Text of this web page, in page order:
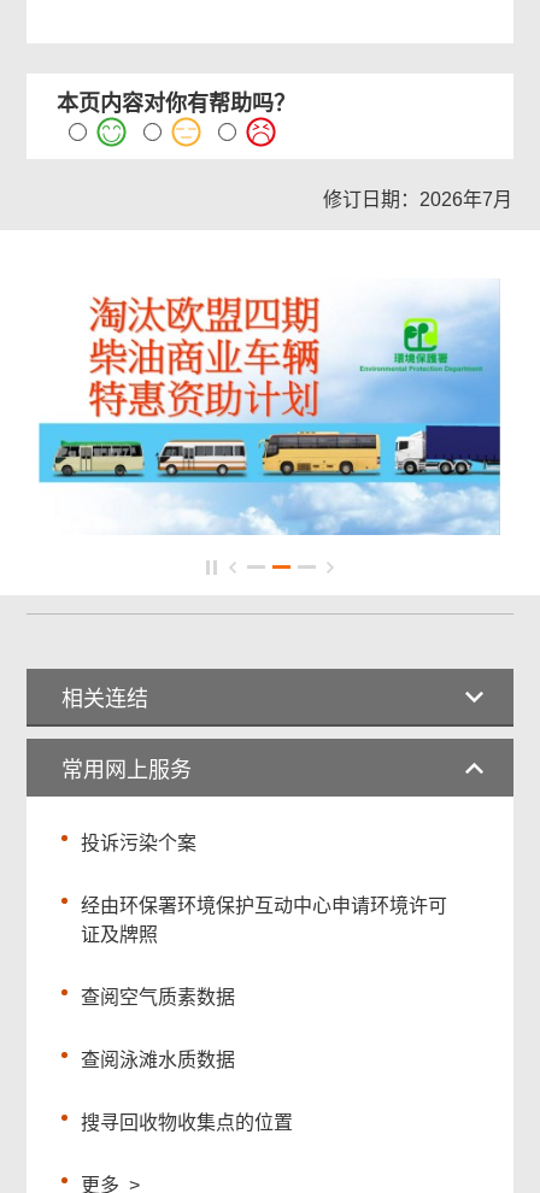
本页内容对你有帮助吗？
修订日期：2026年7月
相关连结
常用网上服务
投诉污染个案
经由环保署环境保护互动中心申请环境许可
证及牌照
查阅空气质素数据
查阅泳滩水质数据
搜寻回收物收集点的位置
更多 >